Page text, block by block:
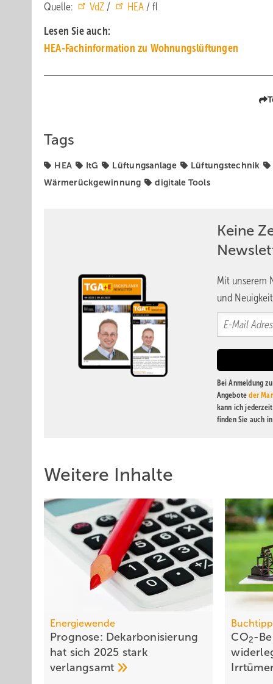
Quelle:
VdZ / HEA / fl
Lesen Sie auch:
HEA-Fachinformation zu Wohnungslüftungen
Tags
HEA ItG Lüftungsanlage Lüftungstechnik
Wärmerückgewinnung
digitale Tools
Keine
Mit unserem
und
Bei Anmeldung
Angeboteder
kann ich
finden Sie auch
Weitere Inhalte
Energiewende
Prognose: Dekarbonisierung
hat sich 2025 stark
verlangsamt
Buchtipp
CO2-